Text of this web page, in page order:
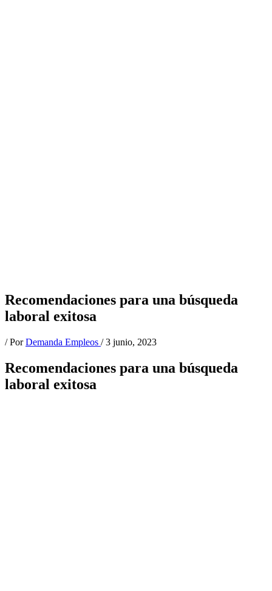
Recomendaciones para una búsqueda
laboral exitosa
/ PorDemanda Empleos /3 junio, 2023
Recomendaciones para una búsqueda
laboral exitosa